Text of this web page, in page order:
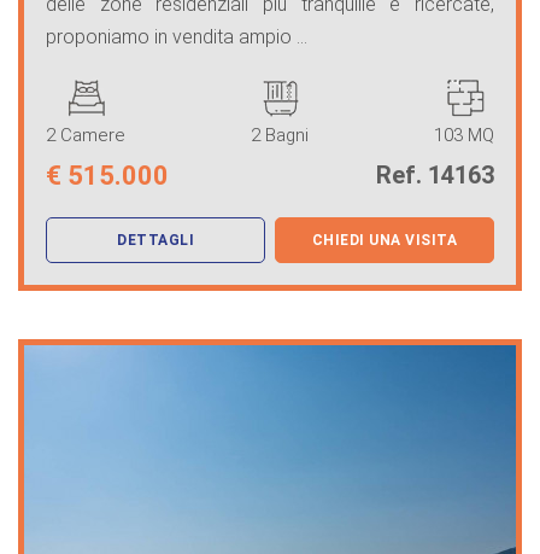
proponiamo in vendita ampio ...
2 Camere 2 Bagni 103 MQ
€ 515.000 Ref. 14163
DETTAGLI CHIEDI UNA VISITA